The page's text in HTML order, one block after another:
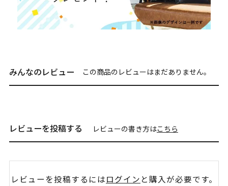
みんなのレビュー この商品のレビューはまだありません。
レビューを投稿する レビューの書き方はこちら
レビューを投稿するにはログイン と購入が必要です。